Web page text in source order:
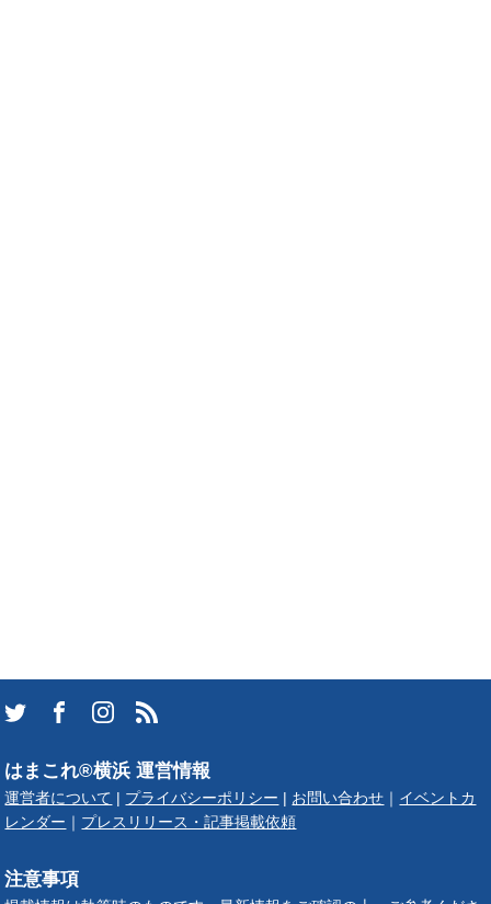
はまこれ®横浜 運営情報
運営者について プライバシーポリシー お問い合わせ
イベントカ
レンダー
プレスリリース・記事掲載依頼
注意事項